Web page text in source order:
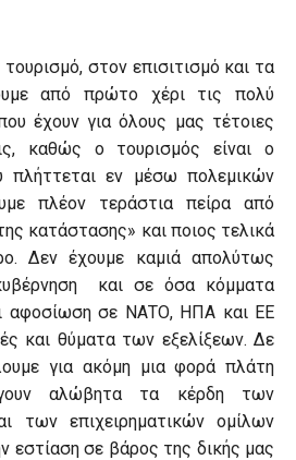
στον επισιτισμό και τα
από πρώτο χέρι τις πολύ
έχουν για όλους μας τέτοιες
καθώς ο τουρισμός είναι ο
εν μέσω πολεμικών
πλέον τεράστια πείρα από
κατάστασης» και ποιος τελικά
Δεν έχουμε καμιά απολύτως
και σε όσα κόμματα
αφοσίωση σε ΝΑΤΟ, ΗΠΑ και ΕΕ
και θύματα των εξελίξεων. Δε
για ακόμη μια φορά πλάτη
αλώβητα τα κέρδη των
των επιχειρηματικών ομίλων
εστίαση σε βάρος της δικής μας